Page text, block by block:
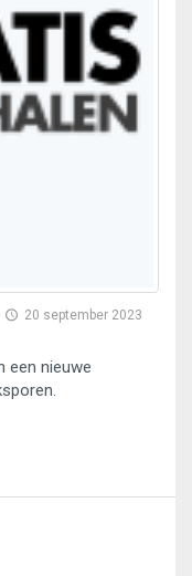
20 september 2023
een nieuwe